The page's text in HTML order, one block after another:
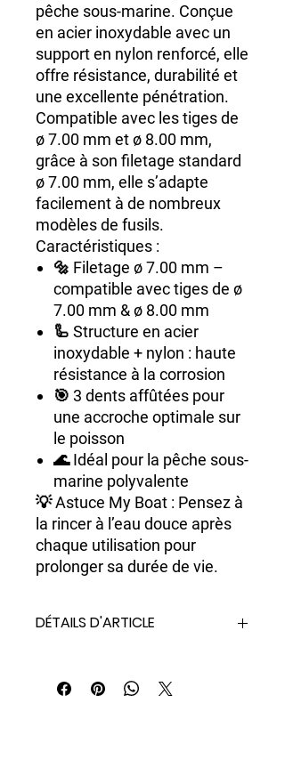
pêche sous-marine. Conçue
en acier inoxydable avec un
support en nylon renforcé, elle
offre résistance, durabilité et
une excellente pénétration.
Compatible avec lestiges de
ø 7.00 mm et ø 8.00 mm,
grâce à son filetage standard
ø 7.00 mm, elle s’adapte
facilement à de nombreux
modèles de fusils.
Caractéristiques :
🔩 Filetage ø 7.00 mm –
compatible avec tiges de ø
7.00 mm & ø 8.00 mm
🦾 Structure en acier
inoxydable + nylon : haute
résistance à la corrosion
🎯 3 dents affûtées pour
une accroche optimale sur
le poisson
🌊 Idéal pour la pêche sous-
marine polyvalente
💡Astuce My Boat : Pensez à
la rincer à l’eau douce après
chaque utilisation pour
prolonger sa durée de vie.
DÉTAILS D'ARTICLE